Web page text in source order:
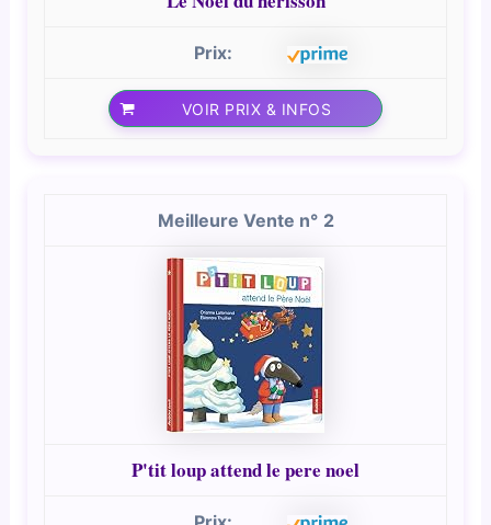
VOIR PRIX & INFOS
2
P'tit loup attend le pere noel